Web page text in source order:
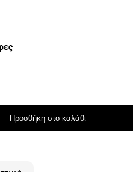
Προσθήκη στο καλάθι